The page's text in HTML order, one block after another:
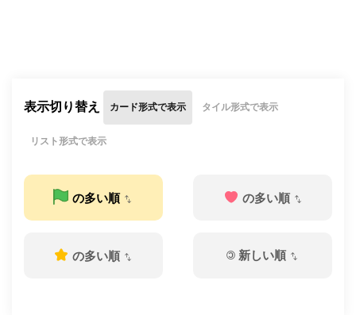
表示切り替え カード形式で表示 タイル形式で表示
リスト形式で表示
の多い順 の多い順
の多い順 © 新しい順